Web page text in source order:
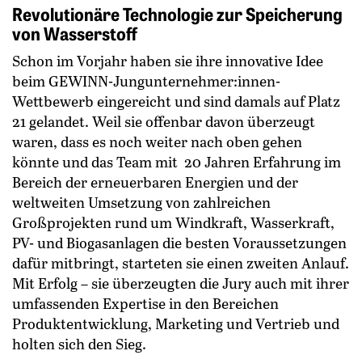
Revolutionäre Technologie zur Speicherung
von Wasserstoff
Schon im Vorjahr haben sie ihre innovative Idee
beim GEWINN-Jungunternehmer:innen-
Wettbewerb eingereicht und sind damals auf Platz
21 gelandet. Weil sie offenbar davon überzeugt
waren, dass es noch weiter nach oben gehen
könnte und das Team mit 20 Jahren Erfahrung im
Bereich der erneuerbaren Energien und der
weltweiten Umsetzung von zahlreichen
Großprojekten rund um Windkraft, Wasserkraft,
PV- und Biogasanlagen die besten Voraussetzungen
dafür ­mitbringt, starteten sie einen zweiten Anlauf.
Mit Erfolg – sie überzeugten die Jury auch mit ihrer
umfassenden Expertise in den Bereichen
Produktentwicklung, Marketing und Vertrieb und
holten sich den Sieg.